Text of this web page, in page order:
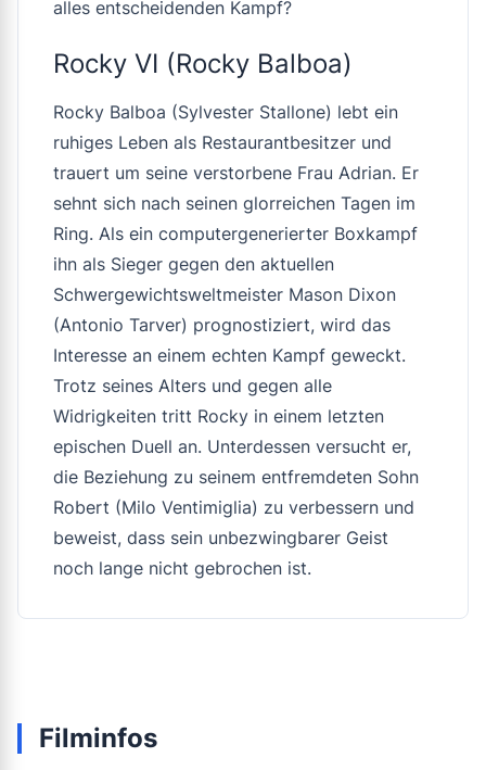
alles entscheidenden Kampf?
Rocky VI (Rocky Balboa)
Rocky Balboa (Sylvester Stallone) lebt ein
ruhiges Leben als Restaurantbesitzer und
trauert um seine verstorbene Frau Adrian. Er
sehnt sich nach seinen glorreichen Tagen im
Ring. Als ein computergenerierter Boxkampf
ihn als Sieger gegen den aktuellen
Schwergewichtsweltmeister Mason Dixon
(Antonio Tarver) prognostiziert, wird das
Interesse an einem echten Kampf geweckt.
Trotz seines Alters und gegen alle
Widrigkeiten tritt Rocky in einem letzten
epischen Duell an. Unterdessen versucht er,
die Beziehung zu seinem entfremdeten Sohn
Robert (Milo Ventimiglia) zu verbessern und
beweist, dass sein unbezwingbarer Geist
noch lange nicht gebrochen ist.
Filminfos